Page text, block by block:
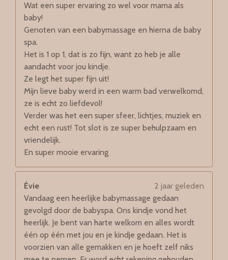
Wat een super ervaring zo wel voor mama als
baby!
Genoten van een babymassage en hierna de baby
spa.
Het is 1 op 1, dat is zo fijn, want zo heb je alle
aandacht voor jou kindje.
Ze legt het super fijn uit!
Mijn lieve baby werd in een warm bad verwelkomd,
ze is echt zo liefdevol!
Verder was het een super sfeer, lichtjes, muziek en
echt een rust! Tot slot is ze super behulpzaam en
vriendelijk.
En super mooie ervaring
Évie
2 jaar geleden
Vandaag een heerlijke babymassage gedaan
gevolgd door de babyspa. Ons kindje vond het
heerlijk. Je bent van harte welkom en alles wordt
één op één met jou en je kindje gedaan. Het is
voorzien van alle gemakken en je hoeft zelf niks